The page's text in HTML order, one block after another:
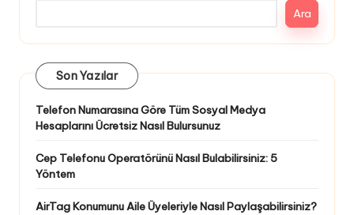
Ara
Son Yazılar
Telefon Numarasına Göre Tüm Sosyal Medya
Hesaplarını Ücretsiz Nasıl Bulursunuz
Cep Telefonu Operatörünü Nasıl Bulabilirsiniz: 5
Yöntem
AirTag Konumunu Aile Üyeleriyle Nasıl Paylaşabilirsiniz?